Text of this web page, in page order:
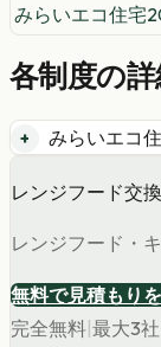
みらいエコ住宅
各制度の詳
みらいエコ
レンジフード交
レンジフード・
無料で見積もり
完全無料 最大3